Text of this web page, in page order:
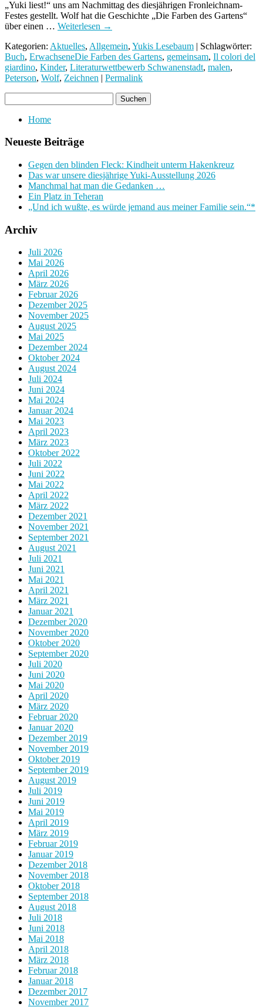
„Yuki liest!“ uns am Nachmittag des diesjährigen Fronleichnam-
Festes gestellt. Wolf hat die Geschichte „Die Farben des Gartens“
über einen … Weiterlesen →
Kategorien: Aktuelles, Allgemein, Yukis Lesebaum | Schlagwörter:
Buch, ErwachseneDie Farben des Gartens, gemeinsam, Il colori del
giardino, Kinder, Literaturwettbewerb Schwanenstadt, malen,
Peterson, Wolf, Zeichnen | Permalink
Home
Neueste Beiträge
Gegen den blinden Fleck: Kindheit unterm Hakenkreuz
Das war unsere diesjährige Yuki-Ausstellung 2026
Manchmal hat man die Gedanken …
Ein Platz in Teheran
„Und ich wußte, es würde jemand aus meiner Familie sein.“*
Archiv
Juli 2026
Mai 2026
April 2026
März 2026
Februar 2026
Dezember 2025
November 2025
August 2025
Mai 2025
Dezember 2024
Oktober 2024
August 2024
Juli 2024
Juni 2024
Mai 2024
Januar 2024
Mai 2023
April 2023
März 2023
Oktober 2022
Juli 2022
Juni 2022
Mai 2022
April 2022
März 2022
Dezember 2021
November 2021
September 2021
August 2021
Juli 2021
Juni 2021
Mai 2021
April 2021
März 2021
Januar 2021
Dezember 2020
November 2020
Oktober 2020
September 2020
Juli 2020
Juni 2020
Mai 2020
April 2020
März 2020
Februar 2020
Januar 2020
Dezember 2019
November 2019
Oktober 2019
September 2019
August 2019
Juli 2019
Juni 2019
Mai 2019
April 2019
März 2019
Februar 2019
Januar 2019
Dezember 2018
November 2018
Oktober 2018
September 2018
August 2018
Juli 2018
Juni 2018
Mai 2018
April 2018
März 2018
Februar 2018
Januar 2018
Dezember 2017
November 2017